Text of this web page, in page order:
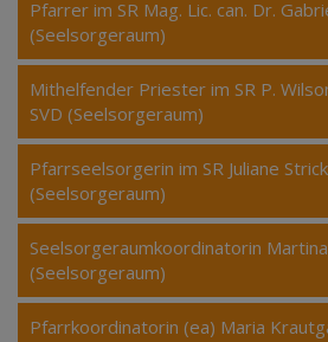
Pfarrer im SR Mag. Lic. can. Dr.
(Seelsorgeraum)
Mithelfender Priester im SR P.
SVD (Seelsorgeraum)
Pfarrseelsorgerin im SR Juliane
(Seelsorgeraum)
Seelsorgeraumkoordinatorin
(Seelsorgeraum)
Pfarrkoordinatorin (ea) Maria